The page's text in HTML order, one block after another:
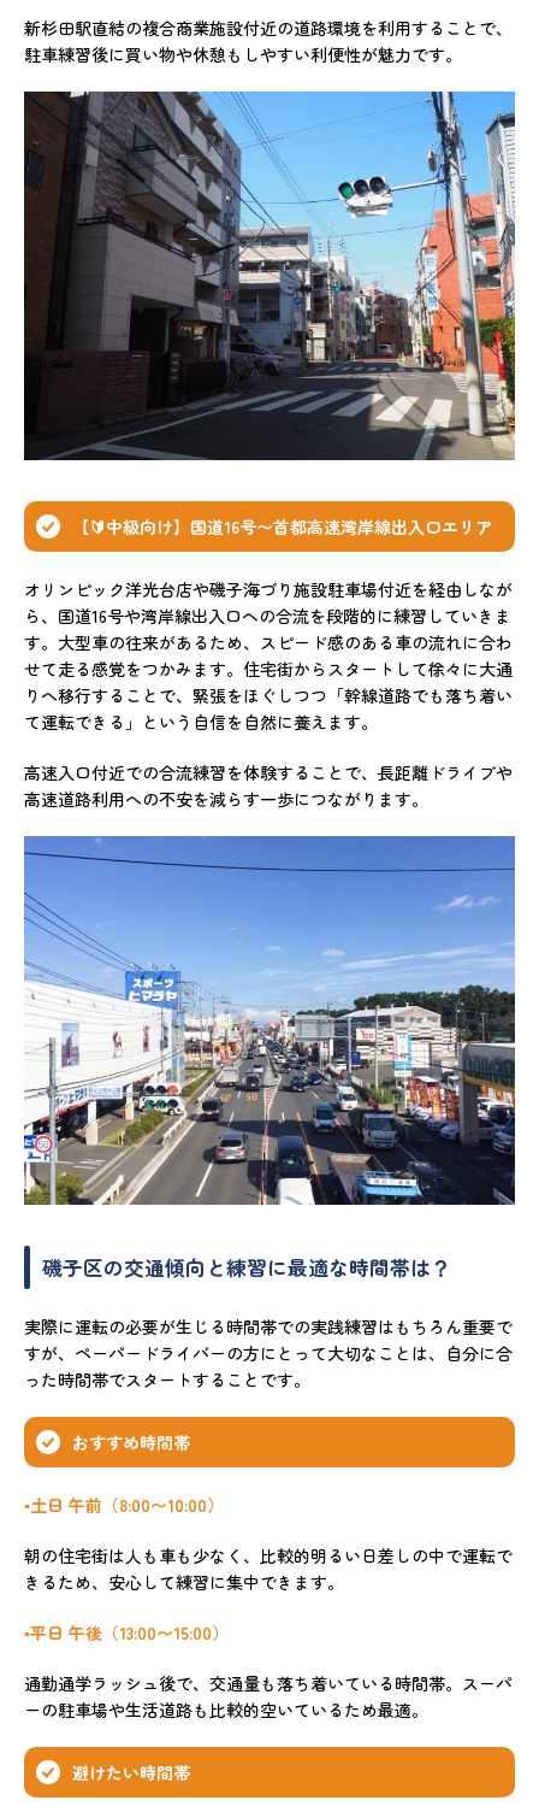
新杉田駅直結の複合商業施設付近の道路環境を利用することで、
駐車練習後に買い物や休憩もしやすい利便性が魅力です。
【🔰中級向け】国道16号〜首都高速湾岸線出入口エリア
オリンピック洋光台店や磯子海づり施設駐車場付近を経由しなが
ら、国道16号や湾岸線出入口への合流を段階的に練習していきま
す。大型車の往来があるため、スピード感のある車の流れに合わ
せて走る感覚をつかみます。住宅街からスタートして徐々に大通
りへ移行することで、緊張をほぐしつつ「幹線道路でも落ち着い
て運転できる」という自信を自然に養えます。
高速入口付近での合流練習を体験することで、長距離ドライブや
高速道路利用への不安を減らす一歩につながります。
磯子区の交通傾向と練習に最適な時間帯は？
実際に運転の必要が生じる時間帯での実践練習はもちろん重要で
すが、ペーパードライバーの方にとって大切なことは、自分に合
った時間帯でスタートすることです。
おすすめ時間帯
▪️土日 午前（8:00〜10:00）
朝の住宅街は人も車も少なく、比較的明るい日差しの中で運転で
きるため、安心して練習に集中できます。
▪️平日 午後（13:00〜15:00）
通勤通学ラッシュ後で、交通量も落ち着いている時間帯。スーパ
ーの駐車場や生活道路も比較的空いているため最適。
避けたい時間帯